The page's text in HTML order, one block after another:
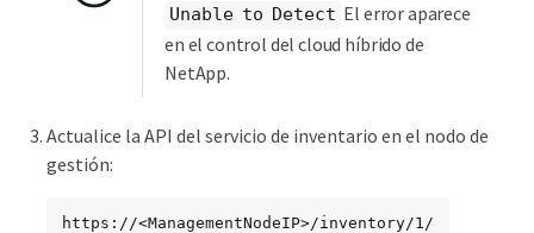
Unable to Detect El error aparece
en el control del cloud híbrido de
NetApp.
Actualice la API del servicio de inventario en el nodo de
gestión:
https://<ManagementNodeIP>/inventory/1/